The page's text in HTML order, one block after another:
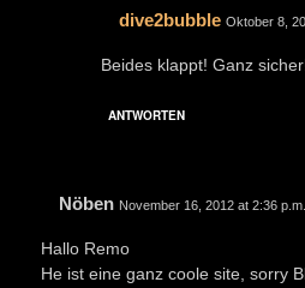
dive2bubble Oktober 8,
Beides klappt! Ganz
ANTWORTEN
Nöben November 16, 2012 at 2:36 p.m.
Hallo Remo
He ist eine ganz coole site, sorry